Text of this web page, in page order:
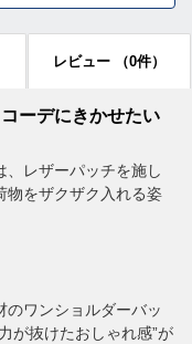
レビュー （0件）
ーデにきかせたい
、レザーパッチを施し
物をザクザク入れる姿
のワンショルダーバッ
が抜けたおしゃれ感”が